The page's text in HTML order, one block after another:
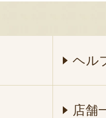
ヘル
店舗